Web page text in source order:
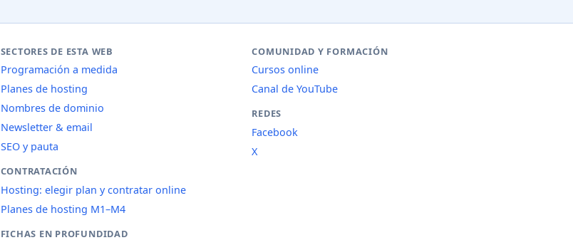
SECTORES DE ESTA WEB
Programación a medida
Planes de hosting
Nombres de dominio
Newsletter & email
SEO y pauta
CONTRATACIÓN
Hosting: elegir plan y contratar online
Planes de hosting M1–M4
FICHAS EN PROFUNDIDAD
COMUNIDAD Y FORMACIÓN
Cursos online
Canal de YouTube
REDES
Facebook
X